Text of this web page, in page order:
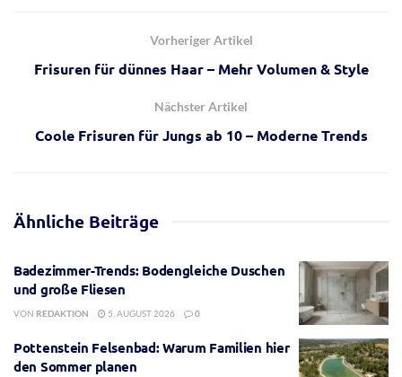
Vorheriger Artikel
Frisuren für dünnes Haar – Mehr Volumen & Style
Nächster Artikel
Coole Frisuren für Jungs ab 10 – Moderne Trends
Ähnliche Beiträge
Badezimmer-Trends: Bodengleiche Duschen
und große Fliesen
VON REDAKTION 5. AUGUST 2026 0
Pottenstein Felsenbad: Warum Familien hier
den Sommer planen